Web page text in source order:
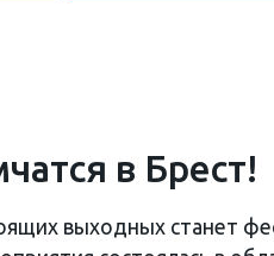
в Брест!
выходных станет